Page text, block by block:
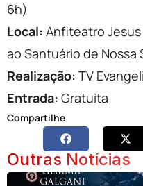
6h)
Local: Anfiteatro Jesus
ao Santuário de Nossa
Realização: TV
Entrada: Gratuita
Compartilhe
Outras Notícias